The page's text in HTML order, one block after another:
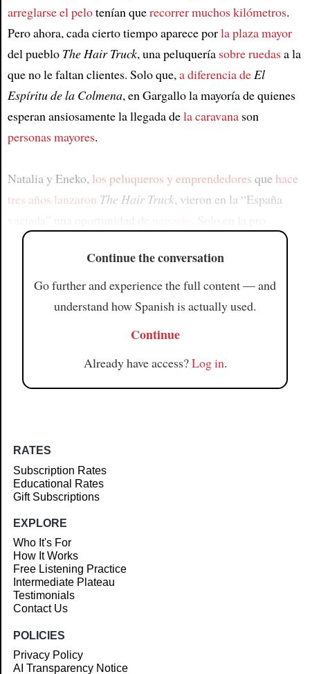
arreglarse el pelotenían querecorrer muchos kilómetros.
Pero ahora, cada cierto tiempo aparece porla plaza mayor
del pueblo The Hair Truck, una peluquería sobre ruedasa la
que no le faltan clientes. Solo que,a diferencia deEl
Espíritu de la Colmena, en Gargallo la mayoría de quienes
esperan ansiosamente la llegada dela caravanason
personas mayores.
Natalia y Eneko, los peluqueros y emprendedores quehace
tres años lanzaron The Hair Truck, vieron en la “España
Continue the conversation
Go further and experience the full content — and
understand how Spanish is actually used.
Continue
Already have access?Log in.
RATES
Subscription Rates
Educational Rates
Gift Subscriptions
EXPLORE
Who It's For
How It Works
Free Listening Practice
Intermediate Plateau
Testimonials
Contact Us
POLICIES
Privacy Policy
AI Transparency Notice